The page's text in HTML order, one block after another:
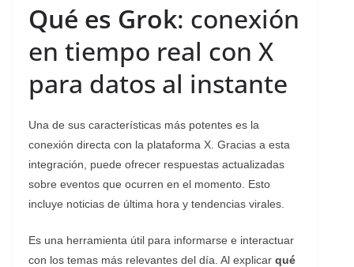
Qué es Grok: conexión
en tiempo real con X
para datos al instante
Una de sus características más potentes es la
conexión directa con la plataforma X. Gracias a esta
integración, puede ofrecer respuestas actualizadas
sobre eventos que ocurren en el momento. Esto
incluye noticias de última hora y tendencias virales.
Es una herramienta útil para informarse e interactuar
con los temas más relevantes del día. Al explicar qué